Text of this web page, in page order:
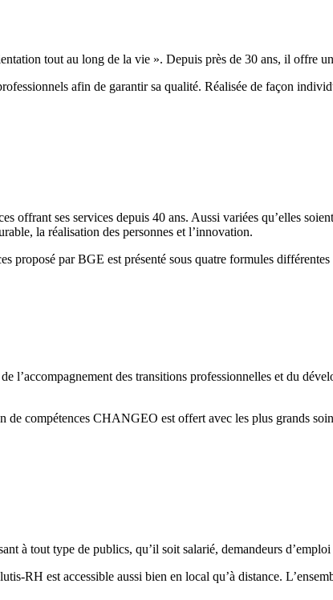
tout au long de la vie ». Depuis près de 30 ans, il offre
afin de garantir sa qualité. Réalisée de façon
offrant ses services depuis 40 ans. Aussi variées qu’elles
la réalisation des personnes et l’innovation.
proposé par BGE est présenté sous quatre formules
des transitions professionnelles et du
compétences CHANGEO est offert avec les plus grands
à tout type de publics, qu’il soit salarié, demandeurs d’emploi
RH est accessible aussi bien en local qu’à distance.